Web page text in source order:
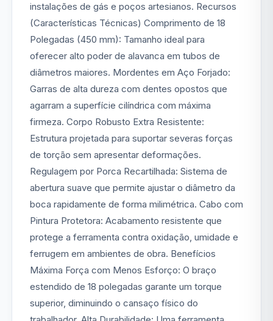
instalações de gás e poços artesianos. Recursos
(Características Técnicas) Comprimento de 18
Polegadas (450 mm): Tamanho ideal para
oferecer alto poder de alavanca em tubos de
diâmetros maiores. Mordentes em Aço Forjado:
Garras de alta dureza com dentes opostos que
agarram a superfície cilíndrica com máxima
firmeza. Corpo Robusto Extra Resistente:
Estrutura projetada para suportar severas forças
de torção sem apresentar deformações.
Regulagem por Porca Recartilhada: Sistema de
abertura suave que permite ajustar o diâmetro da
boca rapidamente de forma milimétrica. Cabo com
Pintura Protetora: Acabamento resistente que
protege a ferramenta contra oxidação, umidade e
ferrugem em ambientes de obra. Benefícios
Máxima Força com Menos Esforço: O braço
estendido de 18 polegadas garante um torque
superior, diminuindo o cansaço físico do